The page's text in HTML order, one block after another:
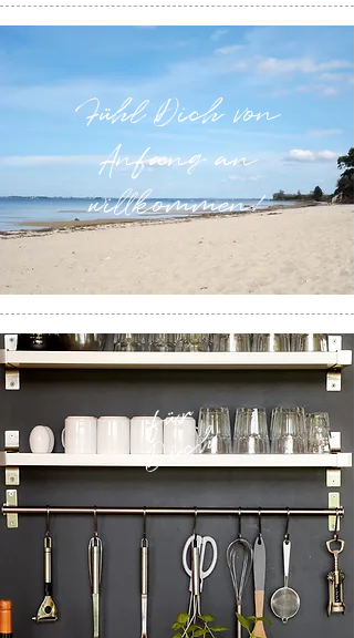
Fühl Dich von
Anfang an
willkommen!
für
Dich